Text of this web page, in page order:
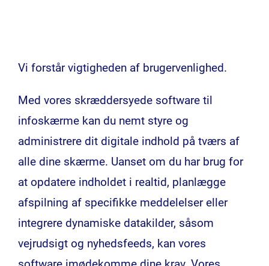
Vi forstår vigtigheden af brugervenlighed.
Med vores skræddersyede software til
infoskærme kan du nemt styre og
administrere dit digitale indhold på tværs af
alle dine skærme. Uanset om du har brug for
at opdatere indholdet i realtid, planlægge
afspilning af specifikke meddelelser eller
integrere dynamiske datakilder, såsom
vejrudsigt og nyhedsfeeds, kan vores